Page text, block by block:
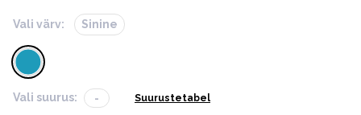
Vali värv: Sinine
Vali suurus: - Suurustetabel